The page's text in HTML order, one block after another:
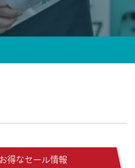
得なセール情報